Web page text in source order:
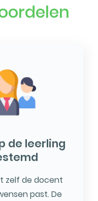
de leerling
zelf de docent
past. De